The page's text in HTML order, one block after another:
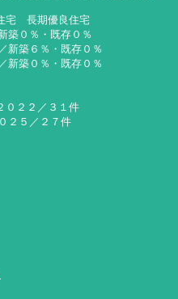
宅 長期優良住宅
築０％・既存０％
６％・既存０％
０％・既存０％
０２２／３１件
０２５／２７件